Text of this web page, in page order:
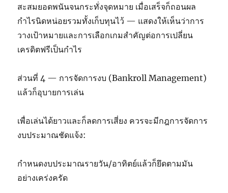
สะสมยอดพนันจนกระทั่งจุดหมาย เมื่อเสร็จก็ถอนผล
กำไรนิดหน่อยรวมทั้งเก็บทุนไว้ — แสดงให้เห็นว่าการ
วางเป้าหมายและการเลือกเกมสำคัญต่อการเปลี่ยน
เครดิตฟรีเป็นกำไร
ส่วนที่ 4 — การจัดการงบ (Bankroll Management)
แล้วก็อุบายการเล่น
เพื่อเล่นได้ยาวและก็ลดการเสี่ยง ควรจะมีกฎการจัดการ
งบประมาณชัดแจ้ง:
กำหนดงบประมาณรายวัน/อาทิตย์แล้วก็ยึดตามมัน
อย่างเคร่งครัด